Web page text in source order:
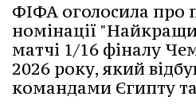
ФІФА оголосила про
номінації
матчі 1/16 фіналу
2026 року, який
командами Єгипту та